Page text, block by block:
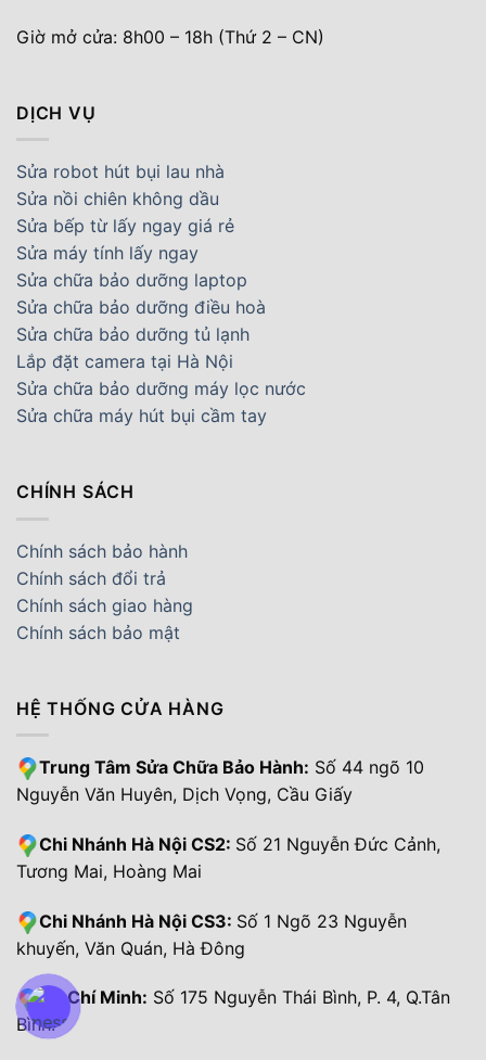
Giờ mở cửa: 8h00 – 18h (Thứ 2 – CN)
DỊCH VỤ
Sửa robot hút bụi lau nhà
Sửa nồi chiên không dầu
Sửa bếp từ lấy ngay giá rẻ
Sửa máy tính lấy ngay
Sửa chữa bảo dưỡng laptop
Sửa chữa bảo dưỡng điều hoà
Sửa chữa bảo dưỡng tủ lạnh
Lắp đặt camera tại Hà Nội
Sửa chữa bảo dưỡng máy lọc nước
Sửa chữa máy hút bụi cầm tay
CHÍNH SÁCH
Chính sách bảo hành
Chính sách đổi trả
Chính sách giao hàng
Chính sách bảo mật
HỆ THỐNG CỬA HÀNG
Trung Tâm Sửa Chữa Bảo Hành: Số 44 ngõ 10
Nguyễn Văn Huyên, Dịch Vọng, Cầu Giấy
Chi Nhánh Hà Nội CS2: Số 21 Nguyễn Đức Cảnh,
Tương Mai, Hoàng Mai
Chi Nhánh Hà Nội CS3: Số 1 Ngõ 23 Nguyễn
khuyến, Văn Quán, Hà Đông
Hồ Chí Minh: Số 175 Nguyễn Thái Bình, P. 4, Q.Tân
Bình.